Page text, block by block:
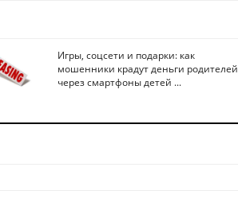
Игры, соцсети и подарки: как
мошенники крадут деньги родителей
через смартфоны детей ...